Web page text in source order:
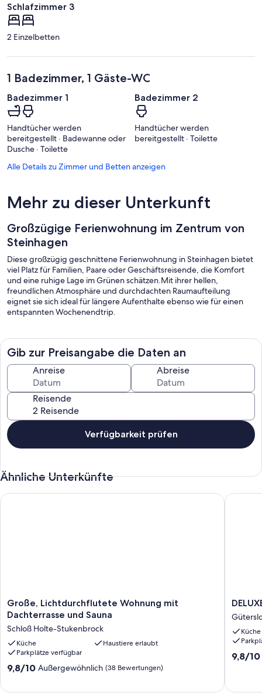
Schlafzimmer 3
2 Einzelbetten
1 Badezimmer, 1 Gäste-WC
Badezimmer 1
Handtücher werden
bereitgestellt · Badewanne oder
Dusche · Toilette
Badezimmer 2
Handtücher werden
bereitgestellt · Toilette
Alle Details zu Zimmer und Betten anzeigen
Mehr zu dieser Unterkunft
Großzügige Ferienwohnung im Zentrum von
Steinhagen
Diese großzügig geschnittene Ferienwohnung in Steinhagen bietet
viel Platz für Familien, Paare oder Geschäftsreisende, die Komfort
und eine ruhige Lage im Grünen schätzen.Mit ihrer hellen,
freundlichen Atmosphäre und durchdachten Raumaufteilung
eignet sie sich ideal für längere Aufenthalte ebenso wie für einen
entspannten Wochenendtrip.
Gib zur Preisangabe die Daten an
Anreise Abreise
Reisende
Verfügbarkeit prüfen
Ähnliche Unterkünfte
Große,
Lichtdurchflutete
mit
Dachterrasse
und
Sauna
Schloß
Große, Lichtdurchflutete Wohnung mit
Dachterrasse und Sauna
Schloß Holte-Stukenbrock
Küche
Haustiere erlaubt
Parkplätze verfügbar
9.8
9,8/10 Außergewöhnlich (38 Bewertungen)
Große, Lichtdurchflutete Wohnung mit Dachterrasse und
DELUXE
LODGE
Küche
9.8
9,8/10
DELUXE